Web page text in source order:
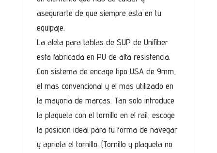
asegurarte de que siempre esta en tu
equipaje.
La aleta para tablas de SUP de Unifiber
esta fabricada en PU de alta resistencia.
Con sistema de encage tipo USA de 9mm,
el mas convencional y el mas utilizado en
la mayoria de marcas. Tan solo introduce
la plaqueta con el tornillo en el rail, escoge
la posicion ideal para tu forma de navegar
y aprieta el tornillo. (Tornillo y plaqueta no